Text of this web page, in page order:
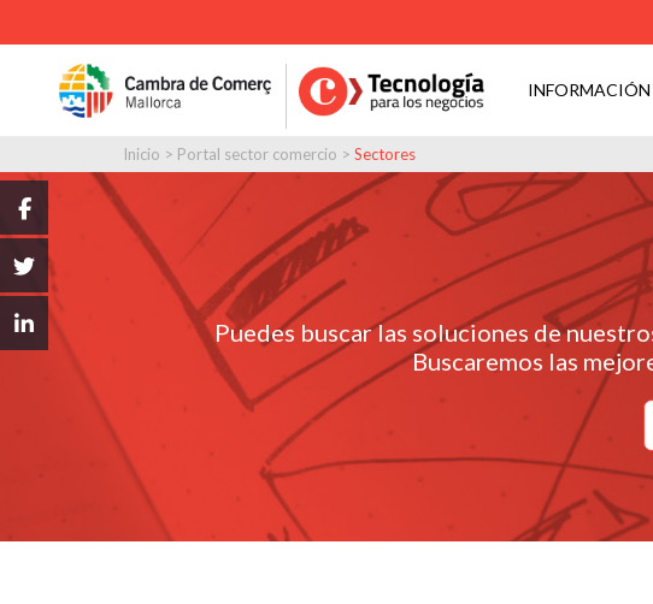
INFORMACIÓN
Inicio > Portal sector comercio > Sectores
Puedes buscar las soluciones de
Buscaremos las